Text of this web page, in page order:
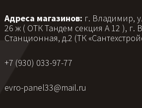
Адреса магазинов: г. Владимир,
26 ж ( ОТК Тандем секция А 12 ), г.
Станционная, д.2 (ТК
+7 (930) 033-97-77
evro-panel33@mail.ru